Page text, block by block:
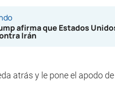
afirma que Estados
Irán
atrás y le pone el apodo